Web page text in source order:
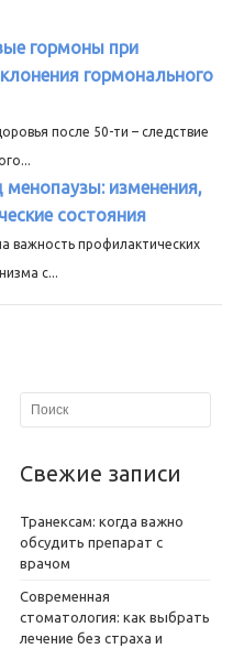
гормоны при
гормонального
после 50-ти – следствие
изменения,
состояния
важность профилактических
с...
Свежие записи
Транексам: когда важно
обсудить препарат с
врачом
Современная
стоматология: как выбрать
лечение без страха и